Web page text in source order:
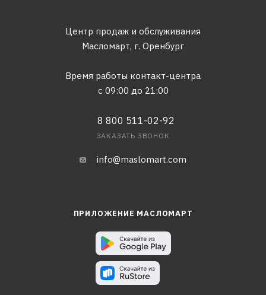
Центр продаж и обслуживания
Масломарт, г. Оренбург
Время работы контакт-центра
с 09:00 до 21:00
8 800 511-02-92
ЗАКАЗАТЬ ЗВОНОК
info@maslomart.com
ПРИЛОЖЕНИЕ МАСЛОМАРТ